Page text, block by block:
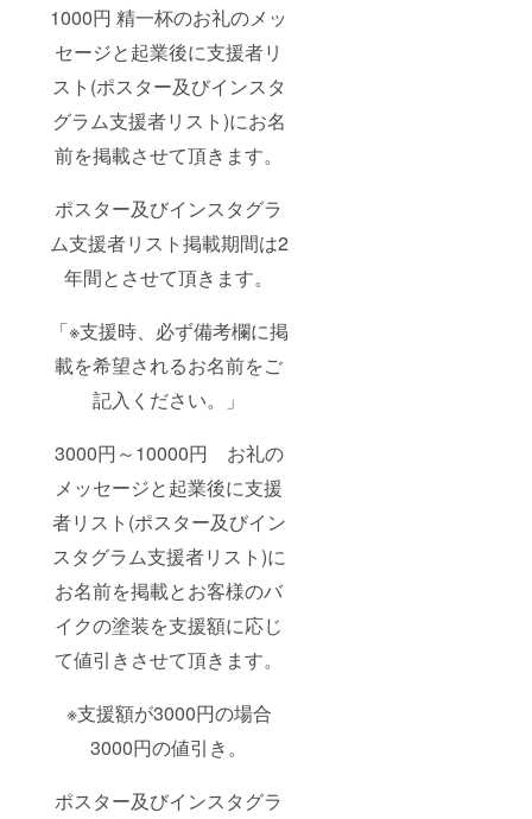
1000円 精一杯のお礼のメッ
セージと起業後に支援者リ
スト(ポスター及びインスタ
グラム支援者リスト)にお名
前を掲載させて頂きます。
ポスター及びインスタグラ
ム支援者リスト掲載期間は2
年間とさせて頂きます。
「※支援時、必ず備考欄に掲
載を希望されるお名前をご
記入ください。」
3000円～10000円 お礼の
メッセージと起業後に支援
者リスト(ポスター及びイン
スタグラム支援者リスト)に
お名前を掲載とお客様のバ
イクの塗装を支援額に応じ
て値引きさせて頂きます。
※支援額が3000円の場合
3000円の値引き。
ポスター及びインスタグラ